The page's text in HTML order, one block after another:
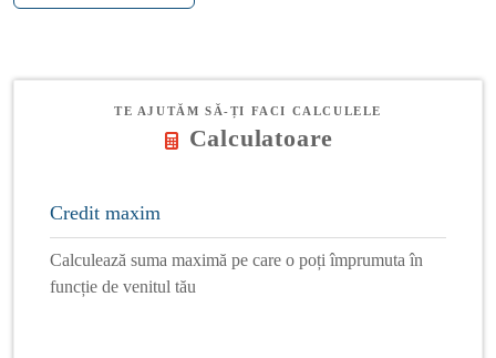
TE AJUTĂM SĂ-ȚI FACI CALCULELE
Calculatoare
Credit maxim
Calculează suma maximă pe care o poți împrumuta în
funcție de venitul tău